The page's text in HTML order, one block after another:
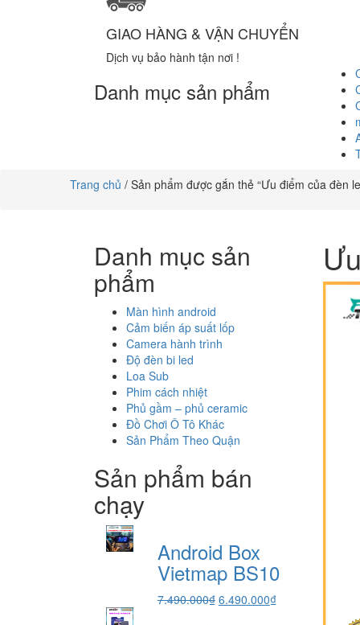
GIAO HÀNG & VẬN CHUYỂN
Dịch vụ bảo hành tận nơi !
Danh mục sản phẩm
Trang chủ / Sản phẩm được gắn thẻ “Ưu điểm của đèn
Danh mục sản
phẩm
Màn hình android
Cảm biến áp suất lốp
Camera hành trình
Độ đèn bi led
Loa Sub
Phim cách nhiệt
Phủ gầm – phủ ceramic
Đồ Chơi Ô Tô Khác
Sản Phẩm Theo Quận
Sản phẩm bán
chạy
Android Box
Vietmap BS10
7.490.000₫ Giá
6.490.000₫Giá